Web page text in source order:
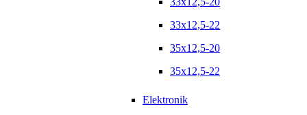
33x12,5-22
35x12,5-20
35x12,5-22
Elektronik